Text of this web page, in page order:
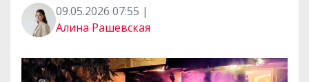
09.05.2026 07:55 |
Алина Рашевская